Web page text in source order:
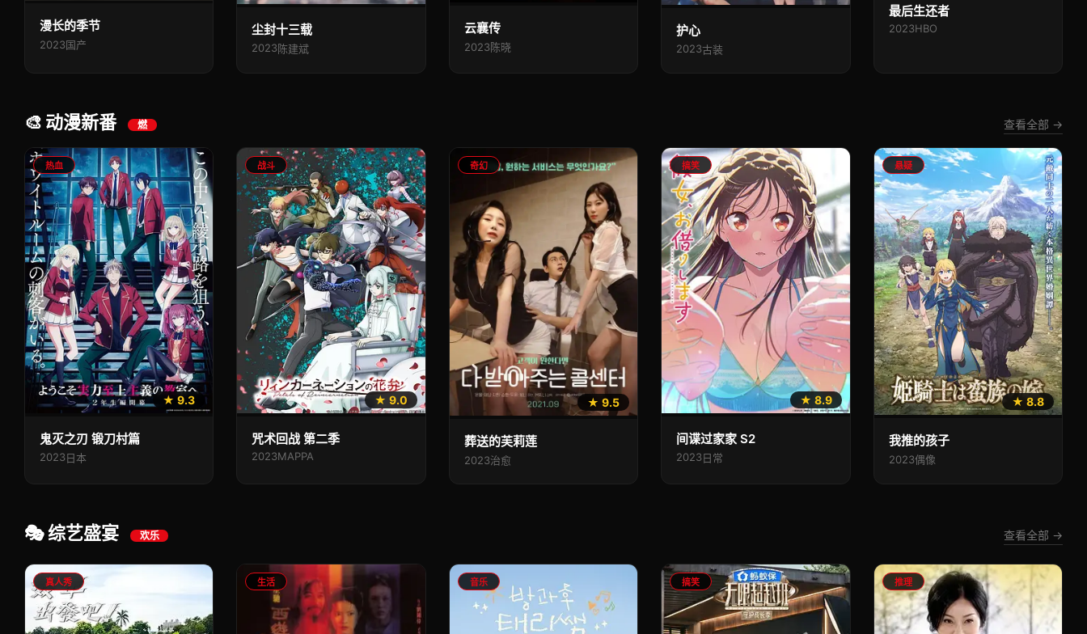
漫长的季节
2023国产
尘封十三载
2023陈建斌
云襄传
2023陈晓
护心
2023古装
最后生还者
2023HBO
🎨 动漫新番 燃 查看全部 →
热血
★ 9.3
鬼灭之刃 锻刀村篇
2023日本
战斗
★ 9.0
咒术回战 第二季
2023MAPPA
奇幻
★ 9.5
葬送的芙莉莲
2023治愈
搞笑
★ 8.9
间谍过家家 S2
2023日常
悬疑
★ 8.8
我推的孩子
2023偶像
🎭 综艺盛宴 欢乐 查看全部 →
真人秀 生活 音乐 搞笑 推理